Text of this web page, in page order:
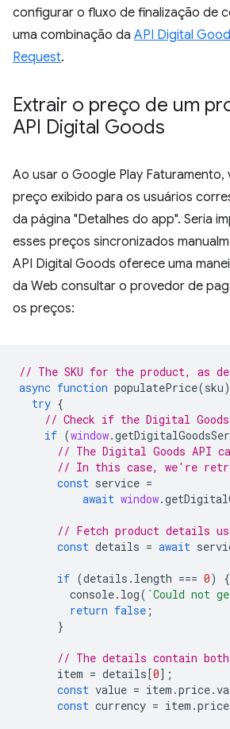
configurar o fluxo de finalização de
uma combinação da API Digital
Request.
Extrair o preço de um
API Digital Goods
Ao usar o Google Play Faturamento,
preço exibido para os usuários
da página "Detalhes do app". Seria
esses preços sincronizados
API Digital Goods oferece uma
da Web consultar o provedor de
os preços:
// The SKU for the product, as
async function populatePrice(sku)
try {
// Check if the Digital
if (window.
// The Digital Goods API
// In this case, we're
const service =
await window.
// Fetch product details
const details = await
if (details . length === 0)
{
console. log( `Could not
return false ;
}
// The details contain
item = details[0];
const value = item .price.
const currency = item .price